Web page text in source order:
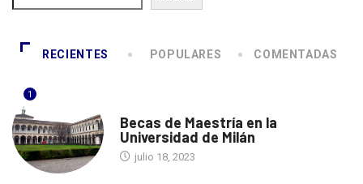
RECIENTES POPULARES COMENTADAS
1
Becas de Maestría en la
Universidad de Milán
julio 18, 2023